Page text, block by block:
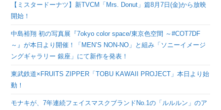
【ミスタードーナツ】新TVCM「Mrs. Donut」篇8月7日(金)から放映
開始！
中島裕翔 初の写真展『7okyo color space/東京色空間 ～#COT7DF
～』が本日より開催！「MEN’S NON-NO」と組み「ソニーイメージ
ングギャラリー 銀座」にて新作を発表！
東武鉄道×FRUITS ZIPPER「TOBU KAWAII PROJECT」本日より始
動！
モナキが、7年連続フェイスマスクブランドNo.1の「ルルルン」のア